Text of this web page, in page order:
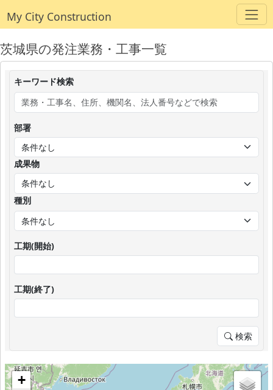
My City Construction
茨城県の発注業務・工事一覧
キーワード検索
部署
成果物
種別
工期(開始)
工期(終了)
検索
+